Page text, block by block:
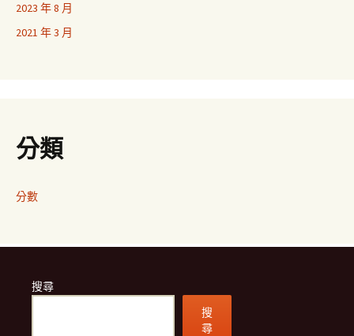
2023 年 8 月
2021 年 3 月
分類
分數
搜尋
搜
尋